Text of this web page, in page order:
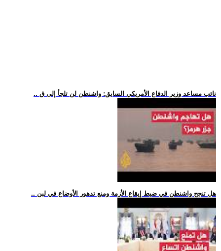
.. نائب مساعد وزير الدفاع الأمريكي السابق: واشنطن لن تلجأ إلى ق
.. هل تنجح واشنطن في ضبط إيقاع الأزمة ومنع تدهور الأوضاع في لبن